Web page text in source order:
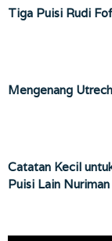
Tiga Puisi Rudi
Mengenang
Catatan Kecil
Puisi Lain